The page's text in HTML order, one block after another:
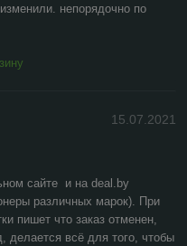
непорядочно по
15.07.2021
сайте  и на deal.by
различных марок). При
пишет что заказ отменен,
делается всё для того, чтобы